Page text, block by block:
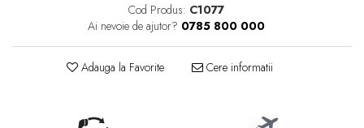
Cod Produs: C1077
Ai nevoie de ajutor? 0785 800 000
Adauga la Favorite Cere informatii